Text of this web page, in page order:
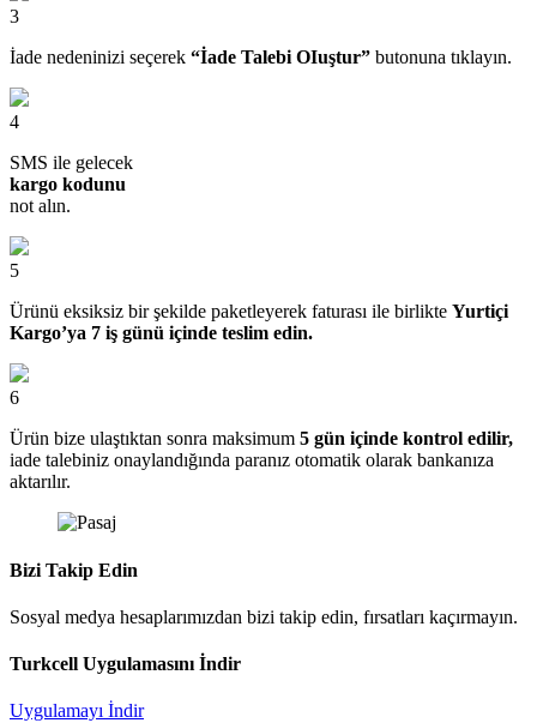
3
İade nedeninizi seçerek “İade Talebi OIuştur” butonuna tıklayın.
4
SMS ile gelecek
kargo kodunu
not alın.
5
Ürünü eksiksiz bir şekilde paketleyerek faturası ile birlikte Yurtiçi
Kargo’ya 7 iş günü içinde teslim edin.
6
Ürün bize ulaştıktan sonra maksimum 5 gün içinde kontrol edilir,
iade talebiniz onaylandığında paranız otomatik olarak bankanıza
aktarılır.
Bizi Takip Edin
Sosyal medya hesaplarımızdan bizi takip edin, fırsatları kaçırmayın.
Turkcell Uygulamasını İndir
Uygulamayı İndir